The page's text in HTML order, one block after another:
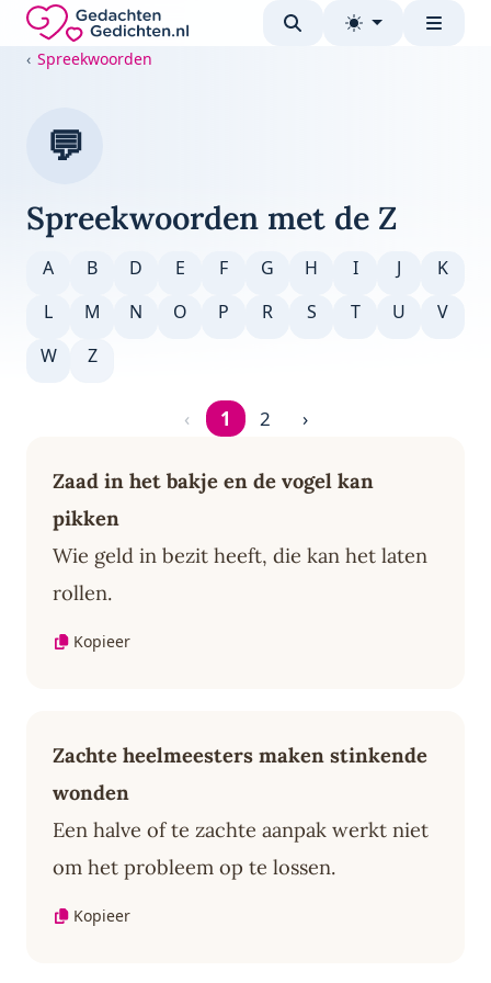
Direct naar de inhoud
Gedachten-Gedichten.nl — naar de homepage
Spreekwoorden
💬
Spreekwoorden met de Z
A B D E F G H I J
K
L
M N O P R S T U
V
W
Z
Pagina 1 van 2
‹ 1 2 ›
Zaad in het bakje en de vogel kan
pikken
Wie geld in bezit heeft, die kan het laten
rollen.
Kopieer
Zachte heelmeesters maken stinkende
wonden
Een halve of te zachte aanpak werkt niet
om het probleem op te lossen.
Kopieer